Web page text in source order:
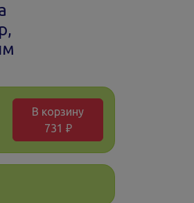
В корзину
731 ₽